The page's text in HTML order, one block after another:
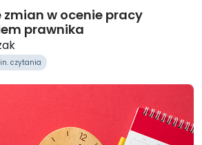
w ocenie pracy
prawnika
czytania